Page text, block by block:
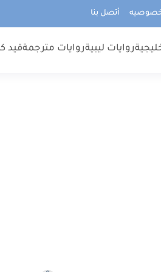
أتصل بنا
روايات ليبيةروايات مترجمةقيد